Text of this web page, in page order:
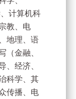
计算机科
教、电
地理、语
金融、
经济、
科学、其
传播、电